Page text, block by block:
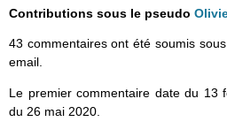
Contributions sous le pseudo
43 commentaires ont été soumis
email.
Le premier commentaire date du 13
du 26 mai 2020.